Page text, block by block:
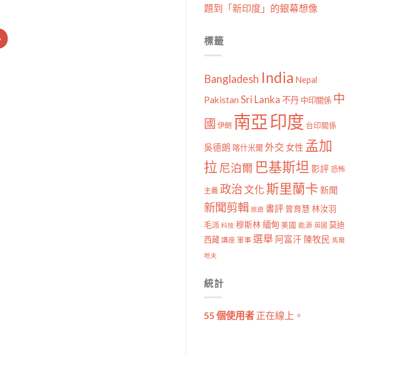
題到「新印度」的銀幕想像
標籤
Bangladesh India Nepal
Pakistan Sri Lanka 不丹 中印關係 中
國 伊朗 南亞印度 台印關係
吳德朗 喀什米爾外交 女性 孟加
拉 尼泊爾 巴基斯坦 影評 恐怖
主義 政治文化斯里蘭卡 新聞
新聞剪輯 旅遊 書評 曾育慧 林汝羽
毛派 科技 穆斯林 緬甸 美國 能源 英國 莫迪
西藏 講座 軍事 選舉 阿富汗 陳牧民 馬爾
地夫
統計
55 個使用者 正在線上。